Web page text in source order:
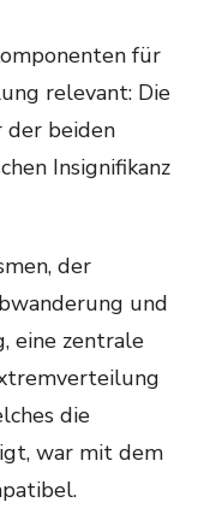
für
relevant: Die
der beiden
Insignifikanz
der
und
eine zentrale
die
war mit dem